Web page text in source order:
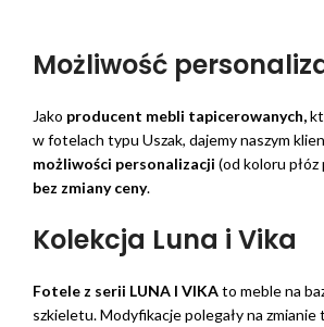
Możliwość
Jako producent mebli tapicerowanych,
w fotelach typu Uszak, dajemy naszym
możliwości personalizacji (od koloru
bez zmiany ceny.
Kolekcja Luna i Vika
Fotele z serii LUNA I VIKAto meble na
szkieletu. Modyfikacje polegały na zmianie